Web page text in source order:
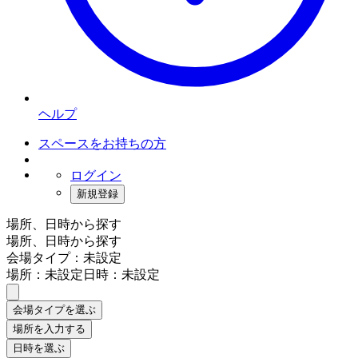
ヘルプ
スペースをお持ちの方
ログイン
新規登録
場所、日時から探す
場所、日時から探す
会場タイプ：未設定
場所：未設定日時：未設定
会場タイプを選ぶ
場所を入力する
日時を選ぶ